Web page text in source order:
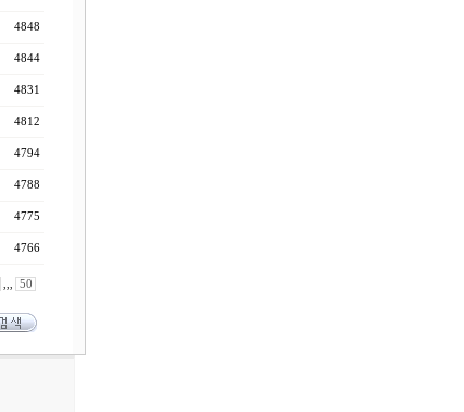
4848
4844
4831
4812
4794
4788
4775
4766
,,, 50